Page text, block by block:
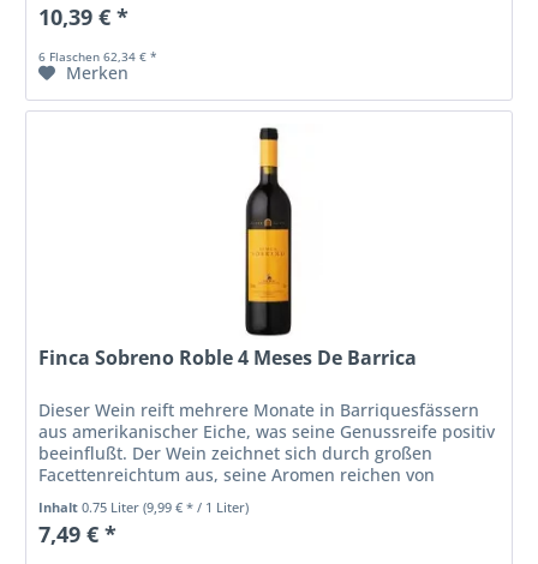
10,39 € *
6 Flaschen 62,34 € *
Merken
Finca Sobreno Roble 4 Meses De Barrica
Dieser Wein reift mehrere Monate in Barriquesfässern
aus amerikanischer Eiche, was seine Genussreife positiv
beeinflußt. Der Wein zeichnet sich durch großen
Facettenreichtum aus, seine Aromen reichen von
Pflaume und Brombeere bis zu...
Inhalt0.75 Liter(9,99 € * / 1 Liter)
7,49 € *